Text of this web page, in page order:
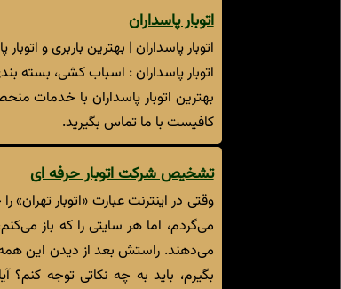
اتوبار پاسداران
اتوبار پاسداران | بهترین باربری و اتوبار
اتوبار پاسداران : اسباب کشی، بسته
بهترین اتوبار پاسداران با خدمات
کافیست با ما تماس بگیرید.
تشخیص شرکت اتوبار حرفه ای
وقتی در اینترنت عبارت «اتوبار
می‌گردم، اما هر سایتی را که باز
می‌دهند. راستش بعد از دیدن این همه
بگیرم، باید به چه نکاتی توجه کنم؟